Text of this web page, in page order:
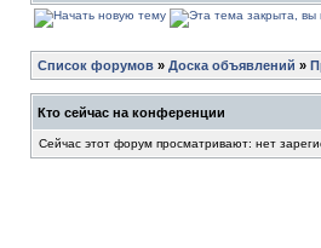
Список форумов » Доска объявлений »
Кто сейчас на конференции
Сейчас этот форум просматривают: нет